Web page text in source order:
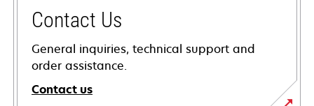
Contact Us
General inquiries, technical support and
order assistance.
Contact us